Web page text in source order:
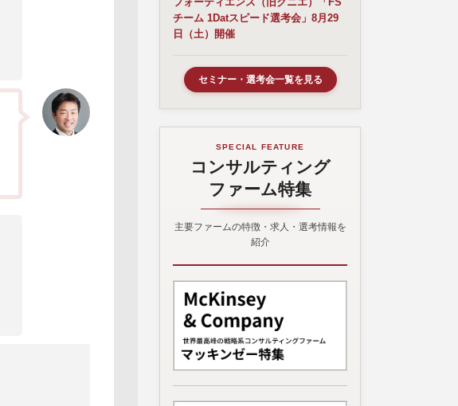
チーム 1Datスピード選考会」8月29
日（土）開催
セミナー・選考会一覧を見る
SPECIAL FEATURE
コンサルティング
ファーム特集
主要ファームの特徴・求人・選考情報を
紹介